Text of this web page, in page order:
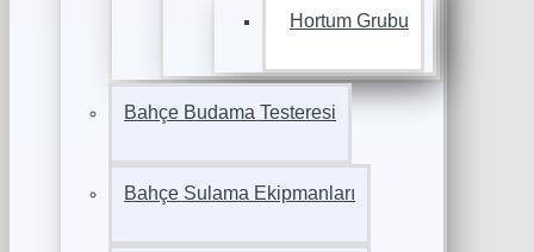
Hortum Grubu
Bahçe Budama Testeresi
Bahçe Sulama Ekipmanları